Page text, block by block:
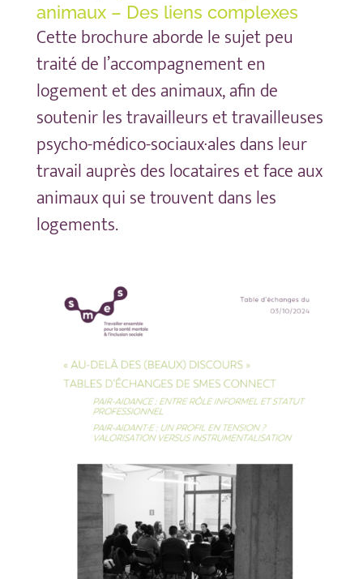
animaux – Des liens complexes
Cette brochure aborde le sujet peu
traité de l’accompagnement en
logement et des animaux, afin de
soutenir les travailleurs et travailleuses
psycho-médico-sociaux·ales dans leur
travail auprès des locataires et face aux
animaux qui se trouvent dans les
logements.